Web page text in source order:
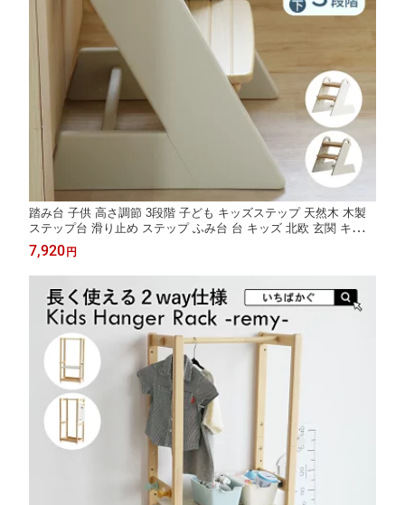
踏み台 子供 高さ調節 3段階 子ども キッズステップ 天然木 木製
ステップ台 滑り止め ステップ ふみ台 台 キッズ 北欧 玄関 キッチ
ン 洗面台 おしゃれ いちばかぐ Kids Adjustable Step -tiera- ILS-3
900
7,920 円